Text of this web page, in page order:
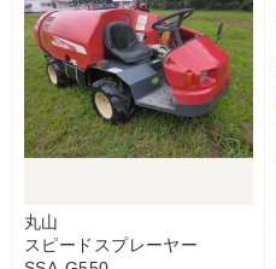
丸山
スピードスプレーヤー